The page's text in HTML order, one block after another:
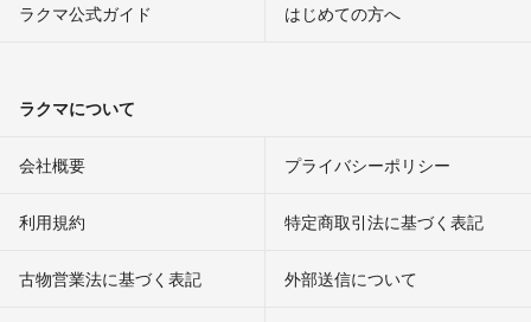
ラクマ公式ガイド はじめての方へ
ラクマについて
会社概要 プライバシーポリシー
利用規約 特定商取引法に基づく表記
古物営業法に基づく表記 外部送信について